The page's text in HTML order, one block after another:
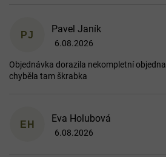
PJ
Pavel Janík
Hodnocení obchodu je 1 z 5
6.08.2026
Objednávka dorazila nekompletní
chyběla tam škrabka
EH
Eva Holubová
Hodnocení obchodu je 5 z 5
6.08.2026